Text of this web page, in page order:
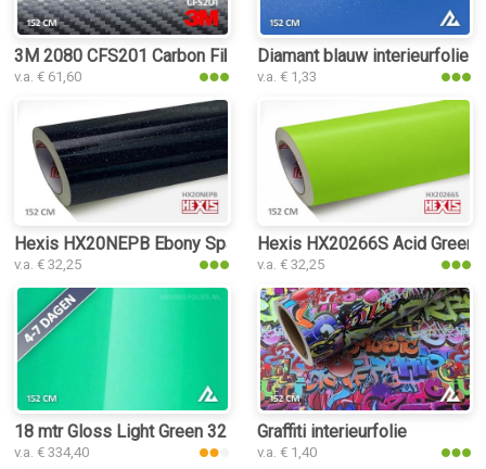
3M 2080 CFS201 Carbon Fiber Anthracite interieurfolie
v.a. € 61,60
Diamant blauw interieurfolie
v.a. € 1,33
Hexis HX20NEPB Ebony Sparkle Black Gloss interieurfolie
v.a. € 32,25
Hexis HX20266S Acid Green
v.a. € 32,25
18 mtr Gloss Light Green 3227 interieurfolie
v.a. € 334,40
Graffiti interieurfolie
v.a. € 1,40